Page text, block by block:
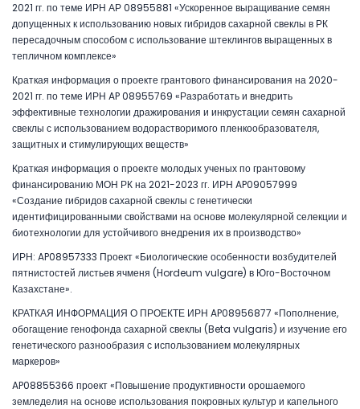
2021 гг. по теме ИРН АР 08955881 «Ускоренное выращивание семян
допущенных к использованию новых гибридов сахарной свеклы в РК
пересадочным способом с использование штеклингов выращенных в
тепличном комплексе»
Краткая информация о проекте грантового финансирования на 2020-
2021 гг. по теме ИРН AP 08955769 «Разработать и внедрить
эффективные технологии дражирования и инкрустации семян сахарной
свеклы с использованием водорастворимого пленкообразователя,
защитных и стимулирующих веществ»
Краткая информация о проекте молодых ученых по грантовому
финансированию МОН РК на 2021-2023 гг. ИРН AP09057999
«Создание гибридов сахарной свеклы с генетически
идентифицированными свойствами на основе молекулярной селекции и
биотехнологии для устойчивого внедрения их в производство»
ИРН: AP08957333 Проект «Биологические особенности возбудителей
пятнистостей листьев ячменя (Hordeum vulgare) в Юго-Восточном
Казахстане».
КРАТКАЯ ИНФОРМАЦИЯ О ПРОЕКТЕ ИРН AP08956877 «Пополнение,
обогащение генофонда сахарной свеклы (Beta vulgaris) и изучение его
генетического разнообразия с использованием молекулярных
маркеров»
AP08855366 проект «Повышение продуктивности орошаемого
земледелия на основе использования покровных культур и капельного